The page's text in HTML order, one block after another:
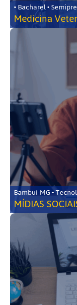
• Bacharel •
Medicina
MÍDIAS